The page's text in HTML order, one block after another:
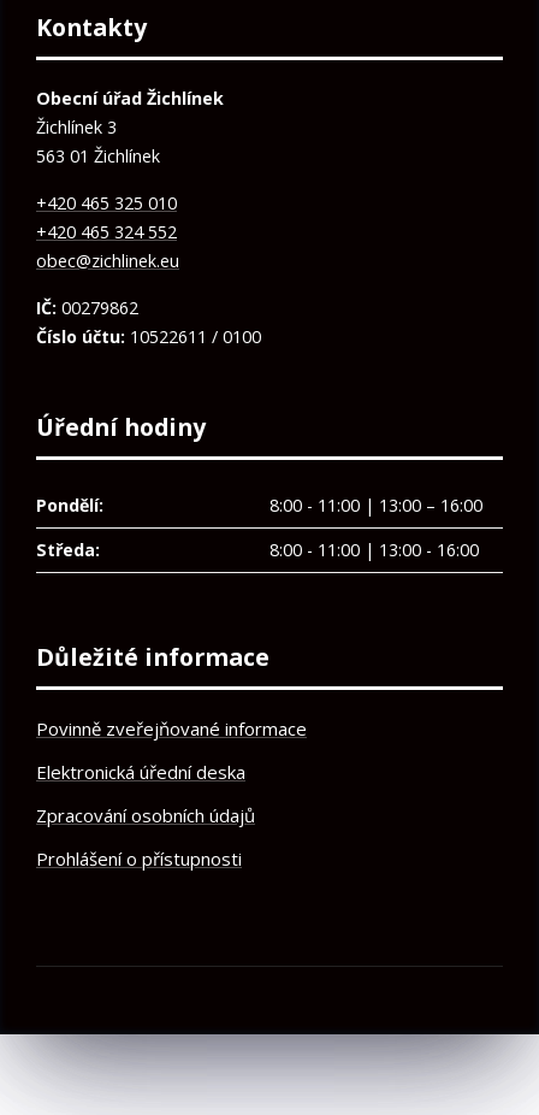
Kontakty
Obecní úřad Žichlínek
Žichlínek 3
563 01 Žichlínek
+420 465 325 010
+420 465 324 552
obec@zichlinek.eu
IČ: 00279862
Číslo účtu: 10522611 / 0100
Úřední hodiny
Pondělí:
8:00 - 11:00 | 13:00 – 16:00
Středa:
8:00 - 11:00 | 13:00 - 16:00
Důležité informace
Povinně zveřejňované informace
Elektronická úřední deska
Zpracování osobních údajů
Prohlášení o přístupnosti